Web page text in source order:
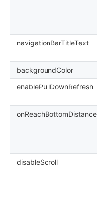
navigationBarTitleText
backgroundColor
enablePullDownRefresh
onReachBottomDistance
disableScroll